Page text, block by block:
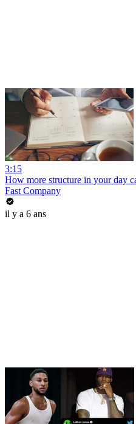
3:15
How more structure in your day
Fast Company
il y a 6 ans